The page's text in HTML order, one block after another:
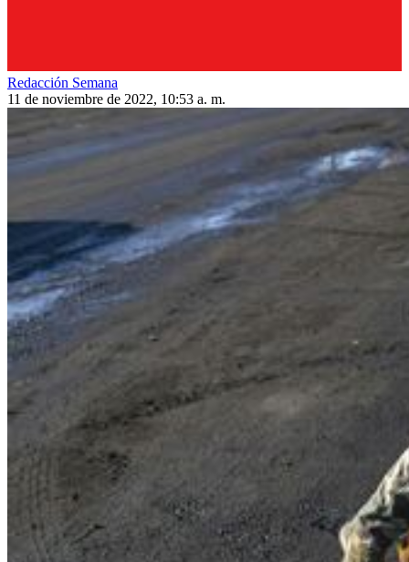
Redacción Semana
11 de noviembre de 2022, 10:53 a. m.